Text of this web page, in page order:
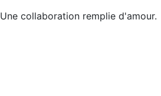
Une collaboration remplie d'amour.